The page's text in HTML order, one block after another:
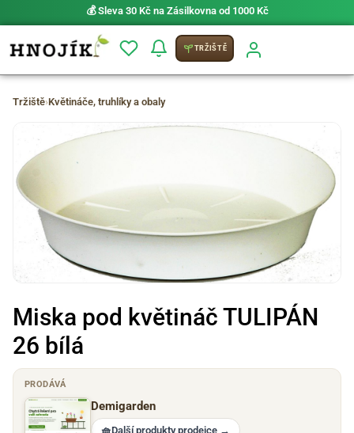
💰 Sleva 30 Kč na Zásilkovna od 1000 Kč
TRŽIŠTĚ
Tržiště›Květináče, truhlíky a obaly
Miska pod květináč TULIPÁN
26 bílá
PRODÁVÁ
Demigarden
🧺Další produkty prodejce →